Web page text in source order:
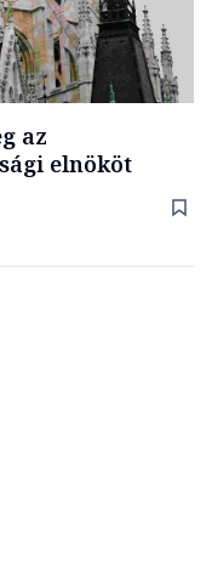
az
elnököt